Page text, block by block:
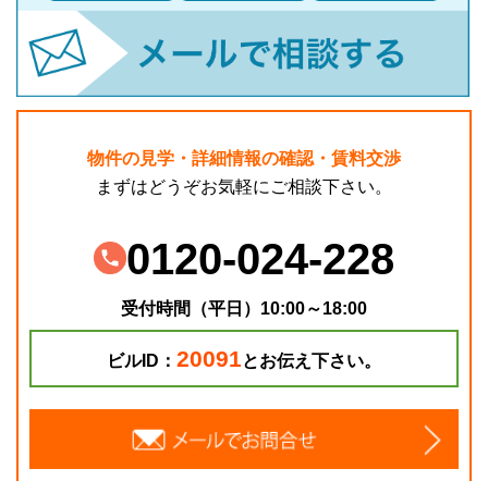
物件の見学・詳細情報の確認・賃料交渉
まずはどうぞお気軽にご相談下さい。
0120-024-228
受付時間（平日）10:00～18:00
ビルID： 20091とお伝え下さい。